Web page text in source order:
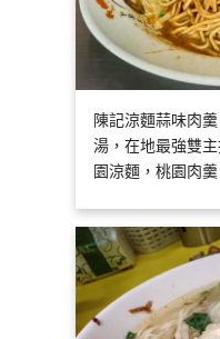
陳記涼麵蒜味肉
湯，在地最強雙
園涼麵，桃園肉羹